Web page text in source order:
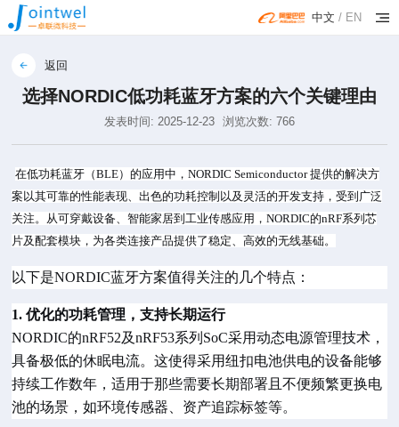
中文 / EN
返回
选择NORDIC低功耗蓝牙方案的六个关键理由
发表时间: 2025-12-23 浏览次数: 766
在低功耗蓝牙（BLE）的应用中，NORDIC Semiconductor 提供的解决方
案以其可靠的性能表现、出色的功耗控制以及灵活的开发支持，受到广泛
关注。从可穿戴设备、智能家居到工业传感应用，NORDIC的nRF系列芯
片及配套模块，为各类连接产品提供了稳定、高效的无线基础。
以下是NORDIC蓝牙方案值得关注的几个特点：
1. 优化的功耗管理，支持长期运行
NORDIC的nRF52及nRF53系列SoC采用动态电源管理技术，
具备极低的休眠电流。这使得采用纽扣电池供电的设备能够
持续工作数年，适用于那些需要长期部署且不便频繁更换电
池的场景，如环境传感器、资产追踪标签等。